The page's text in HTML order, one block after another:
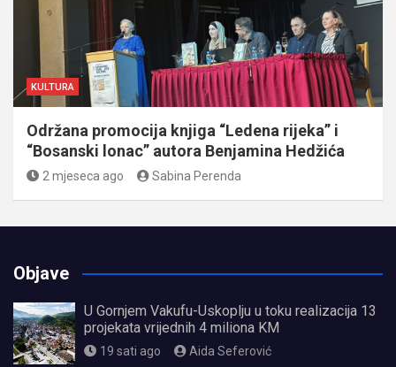
KULTURA
Održana promocija knjiga “Ledena rijeka” i
“Bosanski lonac” autora Benjamina Hedžića
2 mjeseca ago Sabina Perenda
Objave
U Gornjem Vakufu-Uskoplju u toku realizacija 13
projekata vrijednih 4 miliona KM
19 sati ago Aida Seferović